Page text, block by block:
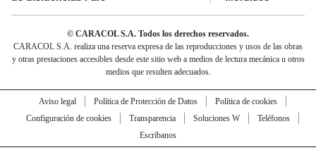
© CARACOL S.A. Todos los derechos reservados.
CARACOL S.A. realiza una reserva expresa de las reproducciones y usos de las obras
y otras prestaciones accesibles desde este sitio web a medios de lectura mecánica u otros
medios que resulten adecuados.
Aviso legal Política de Protección de Datos
Política de cookies
Configuración de cookies
Transparencia Soluciones W
Teléfonos
Escríbanos